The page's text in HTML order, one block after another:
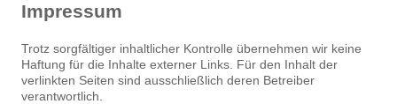
Impressum
Trotz sorgfältiger inhaltlicher Kontrolle übernehmen wir keine
Haftung für die Inhalte externer Links. Für den Inhalt der
verlinkten Seiten sind ausschließlich deren Betreiber
verantwortlich.